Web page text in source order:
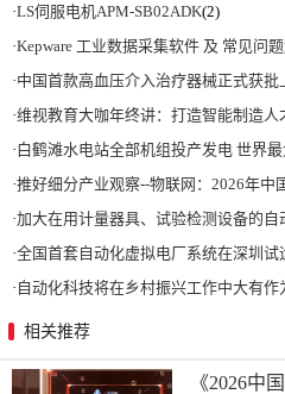
·LS伺服电机APM-SB02ADK(2)
·Kepware 工业数据采集软件 及 常见问
·中国首款高血压介入治疗器械正式获批
·维视教育大咖年终讲：打造智能制造人
·白鹤滩水电站全部机组投产发电 世界最大清洁能源走廊全面建成|将为建设
·推好细分产业观察--物联网：2026年中国物联网市场规模接近3000
·加大在用计量器具、试验检测设备的自动化、数字化改造力度|市场监
·全国首套自动化虚拟电厂系统在深圳试运行
· 自动化科技将在乡村振兴工作中大有作为|《关于做好
相关推荐
《2026中